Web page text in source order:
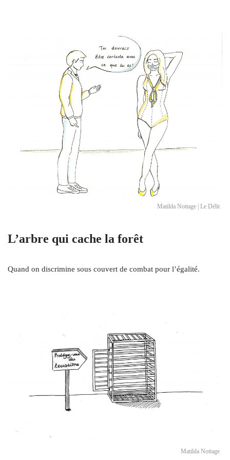
Matilda Nottage | Le Délit
L’arbre qui cache la forêt
Quand on discrimine sous couvert de combat pour l’égalité.
Matilda Nottage